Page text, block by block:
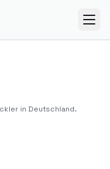
in Deutschland.